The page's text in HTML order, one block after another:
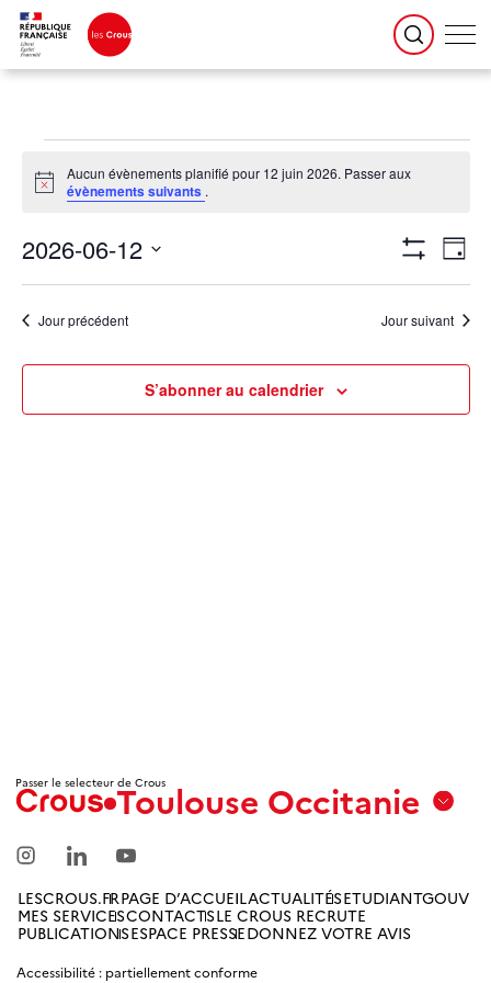
Évènements for 12 juin 2026
Notice
Aucun évènements planifié pour 12 juin 2026. Passer aux
évènements suivants .
Navigation
par
consultations
Les
de
vues
Jour
2026-06-12
une
Jour précédent Jour suivant
S’abonner au calendrier
Passer le selecteur de CrousToulouse Occitanie
Marseille
Amiens
LESCROUS.FRPAGE D’ACCUEILACTUALITÉSETUDIANTGOUV
MES SERVICESCONTACTSLE CROUS RECRUTE
PUBLICATIONSESPACE PRESSEDONNEZ VOTRE AVIS
Accessibilité : partiellement conforme